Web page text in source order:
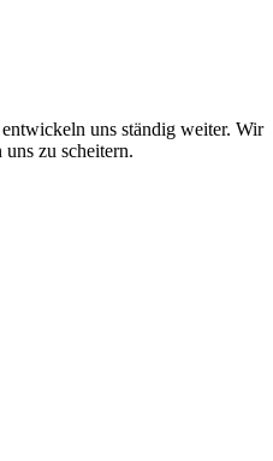
uns ständig weiter. Wir
zu scheitern.